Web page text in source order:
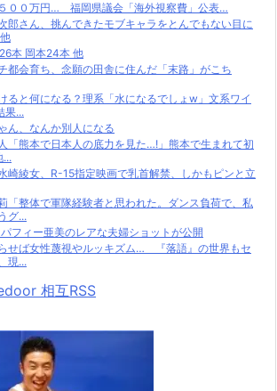
００万円… 福岡県議会「海外視察費」公表…
郎さん、挑んできたモブキャラをとんでもない目に
本 岡本24本 他
都会育ち、念願の田舎に住んだ「末路」がこち
ると何になる？理系「水になるでしょw」文系ワイ
果...
ん、なんか別人になる
「熊本で日本人の底力を見た…!」熊本で生まれて初
...
崎綾女、R-15指定映画で乳首解禁、しかもピンと立
「整体で軍隊経験者と思われた。ダンス負荷で、私
グ...
フィー亜美のレアな夫婦ショットが公開
せば女性蔑視やルッキズム… 『落語』の世界もセ
現...
相互RSS